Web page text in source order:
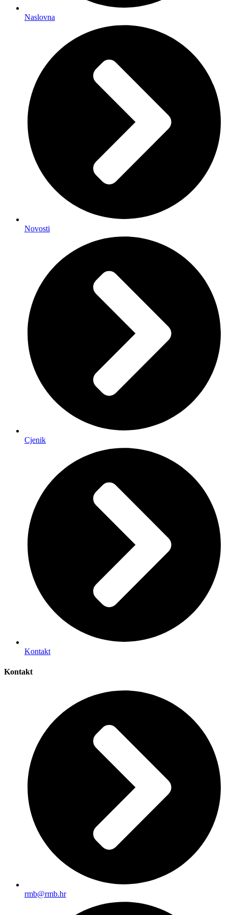
Naslovna
Novosti
Cjenik
Kontakt
Kontakt
rmb@rmb.hr